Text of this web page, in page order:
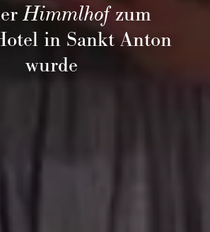
Himmlhofzum
in Sankt Anton
wurde